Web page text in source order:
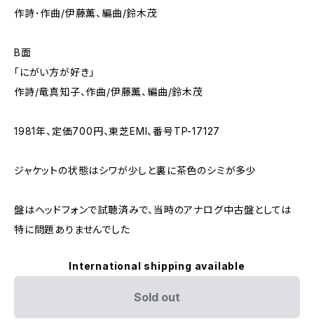
作詩･作曲/伊藤薫、編曲/鈴木茂
B面
「にがい方が好き」
作詩/竜真知子、作曲/伊藤薫、編曲/鈴木茂
1981年、定価700円、東芝EMI、番号TP-17127
ジャケットの状態はシワが少しと裏に茶色のシミが多少
盤はヘッドフォンで試聴済みで、当時のアナログ中古盤としては
特に問題ありませんでした
International shipping available
Sold out